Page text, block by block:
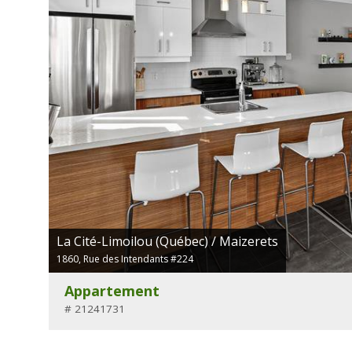
La Cité-Limoilou (Québec) / Maizerets
1860, Rue des Intendants #224
Appartement
# 21241731